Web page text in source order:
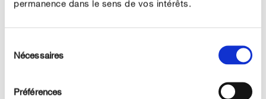
permanence dans le sens de vos intérêts.
duNécessaires
Préférences
UTILISATION
DÉTAILS TECHNIQUES